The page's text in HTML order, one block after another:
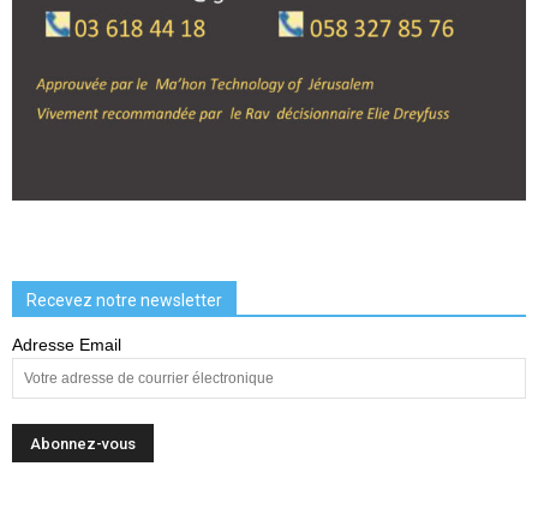
Recevez notre newsletter
Adresse Email